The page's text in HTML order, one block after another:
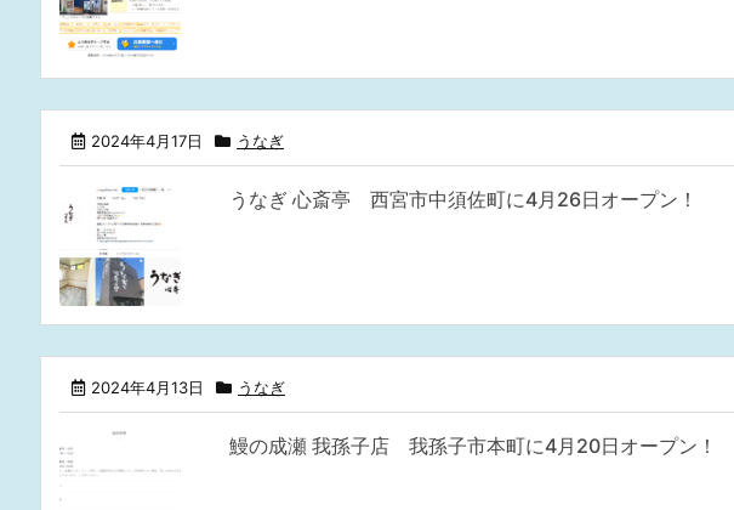
2024年4月17日 うなぎ
うなぎ 心斎亭 西宮市中須佐町に4月26日オープン！
2024年4月13日 うなぎ
鰻の成瀬 我孫子店 我孫子市本町に4月20日オープン！